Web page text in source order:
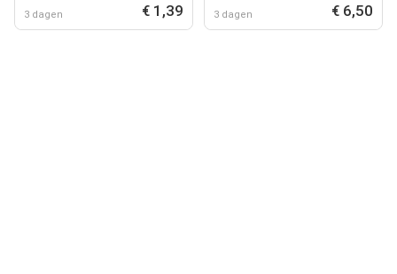
3 dagen € 1,39 3 dagen € 6,50